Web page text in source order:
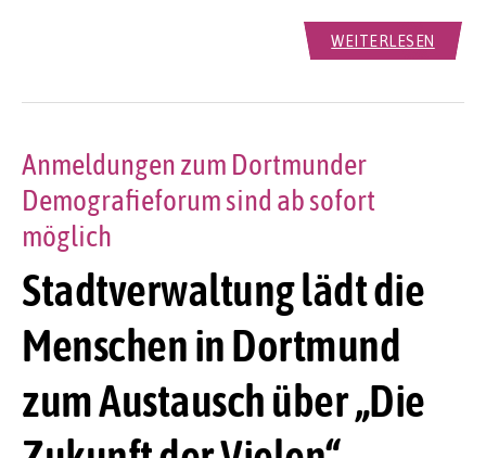
WEITERLESEN
Stadtverwaltung lädt die
Menschen in Dortmund
zum Austausch über „Die
Anmeldungen zum Dortmunder
Demografieforum sind ab sofort
möglich